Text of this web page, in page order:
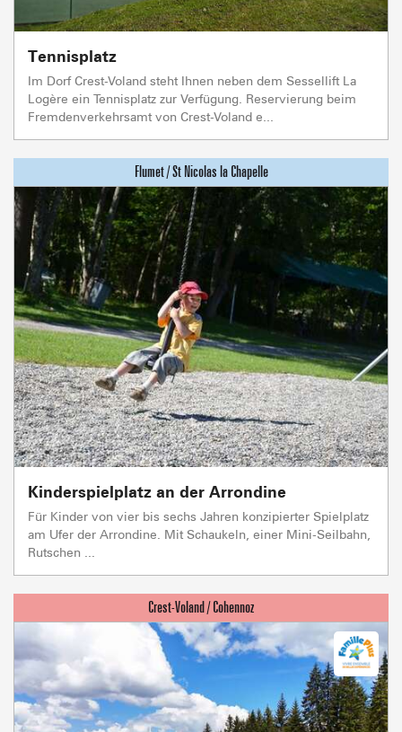
Tennisplatz
Im Dorf Crest-Voland steht Ihnen neben dem Sessellift La
Logère ein Tennisplatz zur Verfügung. Reservierung beim
Fremdenverkehrsamt von Crest-Voland e...
Kinderspielplatz an der Arrondine
Für Kinder von vier bis sechs Jahren konzipierter Spielplatz
am Ufer der Arrondine. Mit Schaukeln, einer Mini-Seilbahn,
Rutschen ...